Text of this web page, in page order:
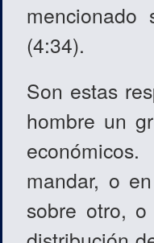
(4:34).
Son estas
hombre un
mandar, o
sobre otro,